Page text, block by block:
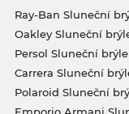
Ray-Ban Sluneční
Oakley Sluneční
Persol Sluneční brýle
Carrera Sluneční
Polaroid Sluneční